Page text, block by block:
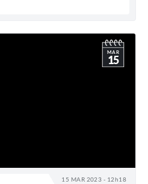
15 MAR 2023 - 12h18
MAR
15